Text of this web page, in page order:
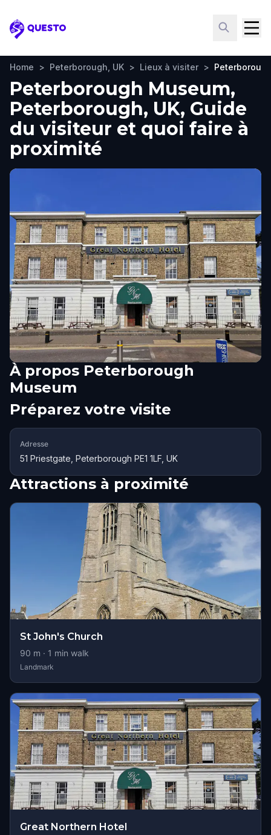
Questo
Home > Peterborough, UK > Lieux à visiter >
Peterborough Museum,
Peterborough, UK, Guide
du visiteur et quoi faire à
proximité
À propos Peterborough
Museum
Préparez votre visite
Adresse
51 Priestgate, Peterborough PE1 1LF, UK
Attractions à proximité
St John's Church
90 m · 1 min walk
Landmark
Great Northern Hotel